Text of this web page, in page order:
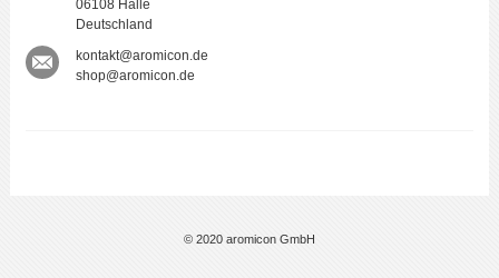
06108 Halle
Deutschland
kontakt@aromicon.de
shop@aromicon.de
© 2020 aromicon GmbH